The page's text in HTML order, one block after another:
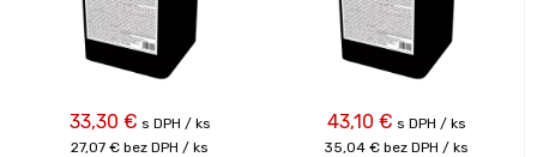
33,30 € s DPH / ks
27,07 € bez DPH / ks
43,10 € s DPH / ks
35,04 € bez DPH / ks